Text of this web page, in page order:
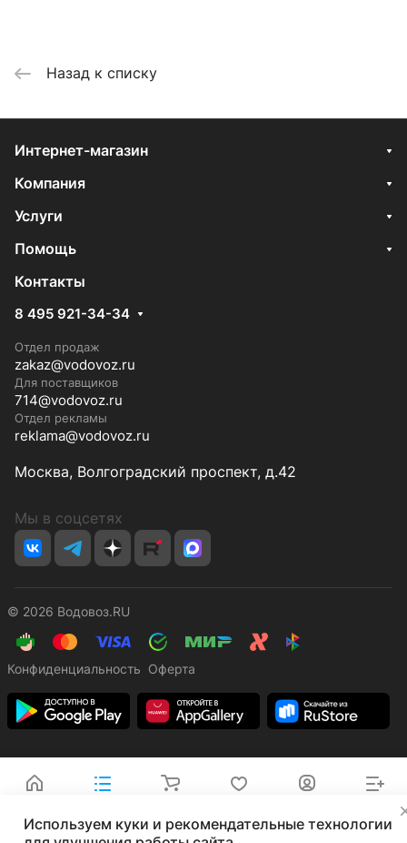
Назад к списку
Интернет-магазин
Компания
Услуги
Помощь
Контакты
8 495 921-34-34
Отдел продаж
zakaz@vodovoz.ru
Для поставщиков
714@vodovoz.ru
Отдел рекламы
reklama@vodovoz.ru
Москва, Волгоградский проспект, д.42
Мы в соцсетях
© 2026 Водовоз.RU
Конфиденциальность Оферта
Используем куки и рекомендательные технологии